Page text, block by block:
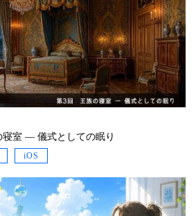
寝室 ― 儀式としての眠り
iOS